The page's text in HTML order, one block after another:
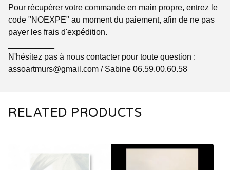
Pour récupérer votre commande en main propre, entrez le
code "NOEXPE" au moment du paiement, afin de ne pas
payer les frais d'expédition.
N'hésitez pas à nous contacter pour toute question :
assoartmurs@gmail.com / Sabine 06.59.00.60.58
RELATED PRODUCTS